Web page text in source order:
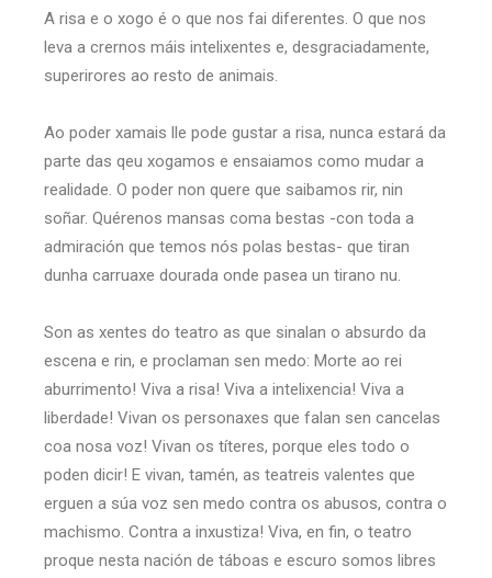
A risa e o xogo é o que nos fai diferentes. O que nos
leva a crernos máis intelixentes e, desgraciadamente,
superirores ao resto de animais.
Ao poder xamais lle pode gustar a risa, nunca estará da
parte das qeu xogamos e ensaiamos como mudar a
realidade. O poder non quere que saibamos rir, nin
soñar. Quérenos mansas coma bestas -con toda a
admiración que temos nós polas bestas- que tiran
dunha carruaxe dourada onde pasea un tirano nu.
Son as xentes do teatro as que sinalan o absurdo da
escena e rin, e proclaman sen medo: Morte ao rei
aburrimento! Viva a risa! Viva a intelixencia! Viva a
liberdade! Vivan os personaxes que falan sen cancelas
coa nosa voz! Vivan os títeres, porque eles todo o
poden dicir! E vivan, tamén, as teatreis valentes que
erguen a súa voz sen medo contra os abusos, contra o
machismo. Contra a inxustiza! Viva, en fin, o teatro
proque nesta nación de táboas e escuro somos libres